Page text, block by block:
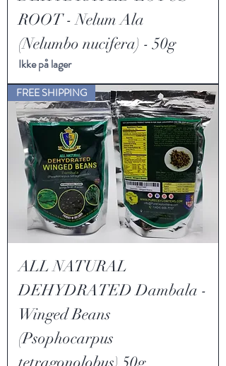
ROOT - Nelum Ala
(Nelumbo nucifera) - 50g
Ikke på lager
FREE SHIPPING
ALL NATURAL
DEHYDRATED Dambala -
Winged Beans
(Psophocarpus
tetragonolobus) 50g